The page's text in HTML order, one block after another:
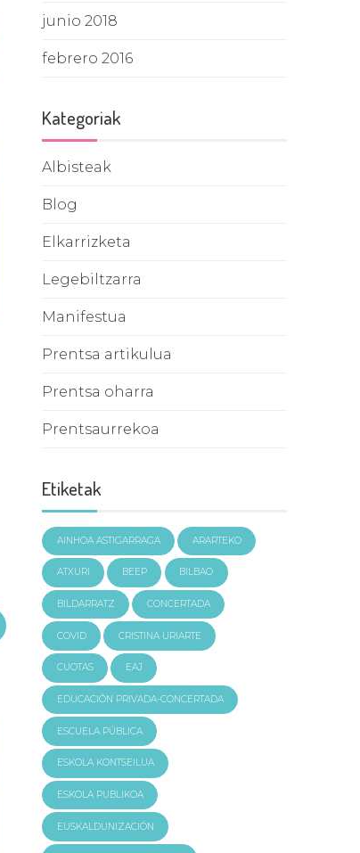
junio 2018
febrero 2016
Kategoriak
Albisteak
Blog
Elkarrizketa
Legebiltzarra
Manifestua
Prentsa artikulua
Prentsa oharra
Prentsaurrekoa
Etiketak
AINHOA ASTIGARRAGA ARARTEKO
ATXURI BEEP BILBAO
BILDARRATZ CONCERTADA
COVID CRISTINA URIARTE
CUOTAS EAJ
EDUCACIÓN PRIVADA-CONCERTADA
ESCUELA PÚBLICA
ESKOLA KONTSEILUA
ESKOLA PUBLIKOA
EUSKALDUNIZACIÓN